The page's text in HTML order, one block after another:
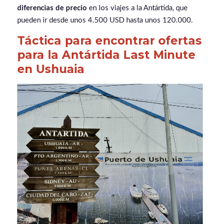
diferencias de precio en los viajes a la Antártida, que
pueden ir desde unos 4.500 USD hasta unos 120.000.
Táctica para encontrar ofertas
para la Antártida Last Minute
en Ushuaia